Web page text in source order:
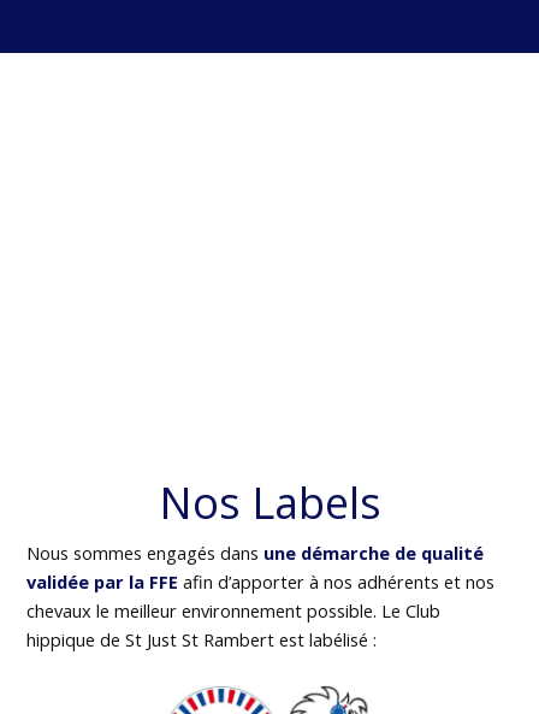
Nos Labels
Nous sommes engagés dans une démarche de qualité
validée par la FFE afin d’apporter à nos adhérents et nos
chevaux le meilleur environnement possible. Le Club
hippique de St Just St Rambert est labélisé :